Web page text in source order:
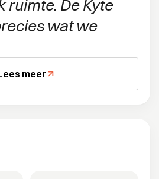
ruimte. De Kyte
wat we
meer